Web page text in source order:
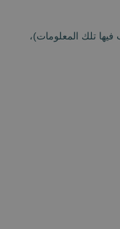
تلك المعلومات)،